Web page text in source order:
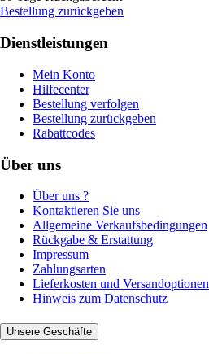
Bestellung zurückgeben
Dienstleistungen
Mein Konto
Hilfecenter
Bestellung verfolgen
Bestellung zurückgeben
Rabattcodes
Über uns
Über uns ?
Kontaktieren Sie uns
Allgemeine Verkaufsbedingungen
Rückgabe & Erstattung
Impressum
Zahlungsarten
Lieferkosten und Versandoptionen
Hinweis zum Datenschutz
Unsere Geschäfte